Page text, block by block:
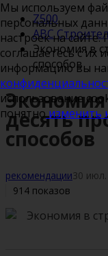
Z500
ABC
Экономия в
способов
Экономия
десять
способов
рекомендации30
914 показов
Мы используем
персональных
настроек на
соглашаетесь с их
информацию вы
использование
понятноизменить